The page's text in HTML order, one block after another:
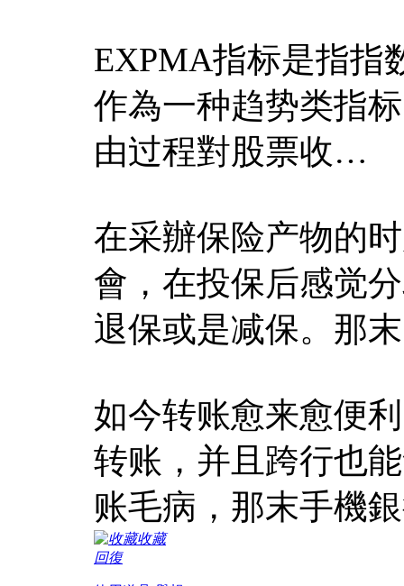
EXPMA指标是指指
作為一种趋势类指
由过程對股票收…
在采辦保险产物的
會，在投保后感觉
退保或是减保。那
如今转账愈来愈便
转账，并且跨行也
账毛病，那末手機
收藏
回復